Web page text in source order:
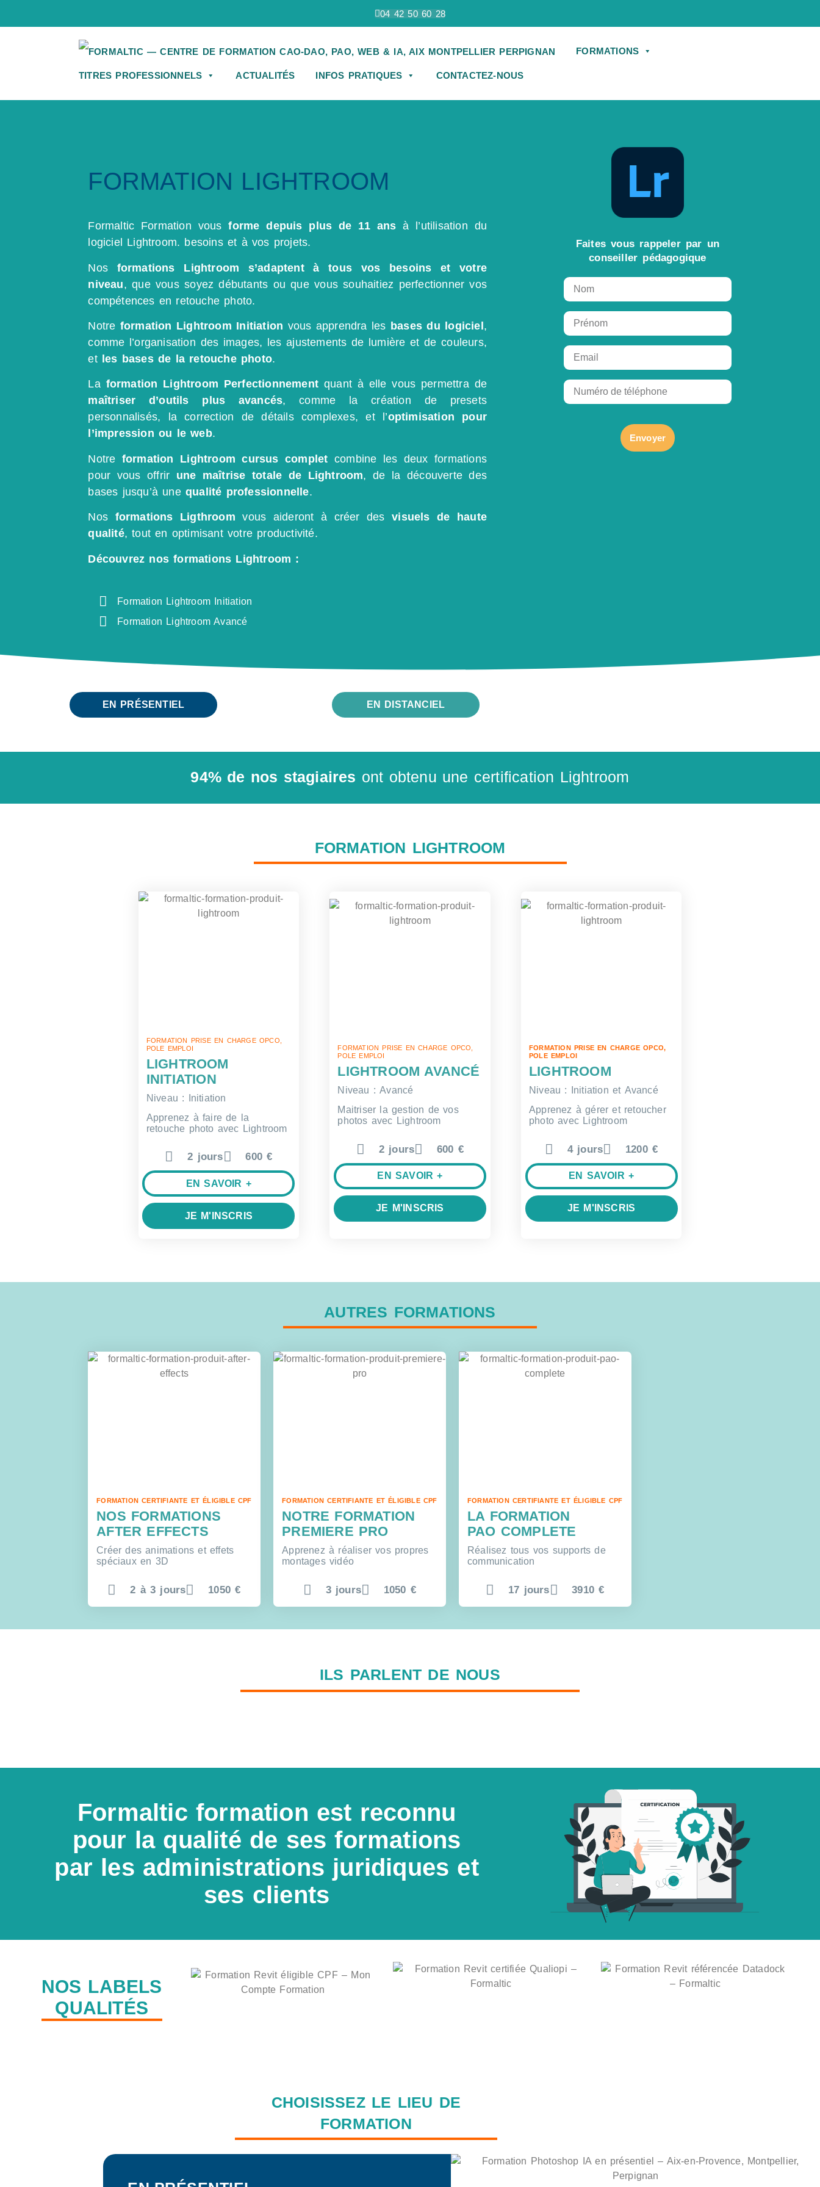
04 42 50 60 28
FORMATIONS
TITRES PROFESSIONNELS ACTUALITÉS INFOS PRATIQUES CONTACTEZ-NOUS
FORMATION LIGHTROOM
Formaltic Formation vous forme depuis plus de 11 ans à l’utilisation du
logiciel Lightroom. besoins et à vos projets.
Nos formations Lightroom
s’adaptent à tous vos besoins et votre
niveau, que vous soyez débutants ou que vous souhaitiez perfectionner vos
compétences en retouche photo.
Notre formation Lightroom Initiation vous apprendra les bases du logiciel,
comme l’organisation des images, les ajustements de lumière et de couleurs,
etles bases de la retouche photo.
La formation Lightroom Perfectionnement quant à elle vous permettra de
maîtriser d’outils plus avancés, comme la création de presets
personnalisés, la correction de détails complexes, et l’optimisation pour
l’impression ou le web.
Notre formation Lightroom cursus complet combine les deux formations
pour vous offrir une maîtrise totale de Lightroom, de la découverte des
bases jusqu’à une qualité professionnelle.
Nos formations Ligthroom vous aideront à créer desvisuels de haute
qualité, tout en optimisant votre productivité.
Découvrez nos formations Lightroom :
Formation Lightroom Initiation
Formation Lightroom Avancé
Faites vous rappeler par un
conseiller pédagogique
Envoyer
EN PRÉSENTIEL EN DISTANCIEL
94% de nos stagiaires ont obtenu une certification Lightroom
FORMATION LIGHTROOM
FORMATION PRISE EN CHARGE OPCO,
POLE EMPLOI
LIGHTROOM
INITIATION
Niveau : Initiation
Apprenez à faire de la
retouche photo avec Lightroom
2 jours 600 €
EN SAVOIR +
JE M'INSCRIS
FORMATION PRISE EN CHARGE OPCO,
POLE EMPLOI
LIGHTROOM AVANCÉ
Niveau : Avancé
Maitriser la gestion de vos
photos avec Lightroom
2 jours 600 €
EN SAVOIR +
JE M'INSCRIS
FORMATION PRISE EN CHARGE OPCO,
POLE EMPLOI
LIGHTROOM
Niveau : Initiation et Avancé
Apprenez à gérer et retoucher
photo avec Lightroom
4 jours 1200 €
EN SAVOIR +
JE M'INSCRIS
AUTRES FORMATIONS
FORMATION CERTIFIANTE ET ÉLIGIBLE CPF
NOS FORMATIONS
AFTER EFFECTS
Créer des animations et effets
spéciaux en 3D
2 à 3 jours 1050 €
FORMATION CERTIFIANTE ET ÉLIGIBLE CPF
NOTRE FORMATION
PREMIERE PRO
Apprenez à réaliser vos propres
montages vidéo
3 jours 1050 €
FORMATION CERTIFIANTE ET ÉLIGIBLE CPF
LA FORMATION
PAO COMPLETE
Réalisez tous vos supports de
communication
17 jours 3910 €
ILS PARLENT DE NOUS
Formaltic formation est reconnu
pour la qualité de ses formations
par les administrations juridiques et
ses clients
NOS LABELS
QUALITÉS
CHOISISSEZ LE LIEU DE
FORMATION